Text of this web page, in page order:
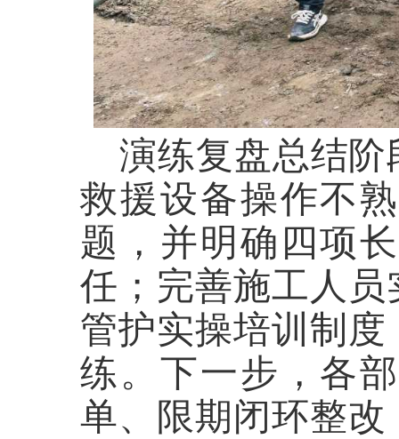
演练复盘总结
救援设备操作不
题，并明确四项
任；完善施工人
管护实操培训制
练。下一步，各
单、限期闭环整